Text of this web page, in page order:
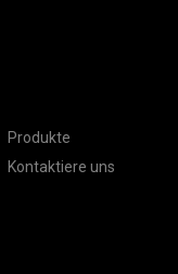
Produkte
Kontaktiere uns